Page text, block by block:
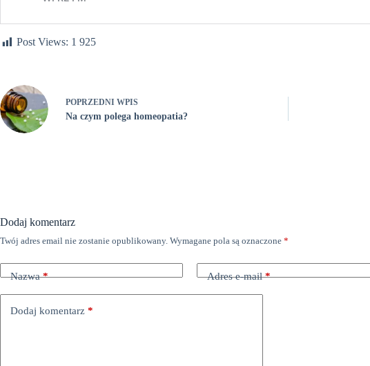
Post Views: 1 925
POPRZEDNI WPIS
Na czym polega homeopatia?
Dodaj komentarz
Twój adres email nie zostanie opublikowany. Wymagane pola są oznaczone *
Nazwa* Adres e-mail*
Dodaj komentarz *